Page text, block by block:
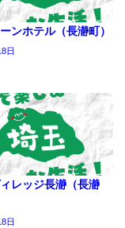
ンホテル（長瀞町）
日
レッジ長瀞（長瀞
日